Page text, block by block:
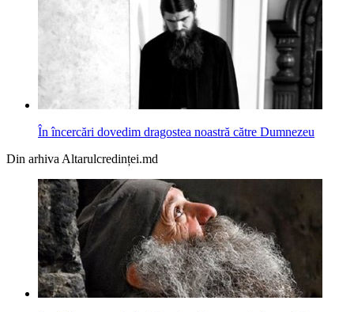
În încercări dovedim dragostea noastră către Dumnezeu
Din arhiva Altarulcredinței.md